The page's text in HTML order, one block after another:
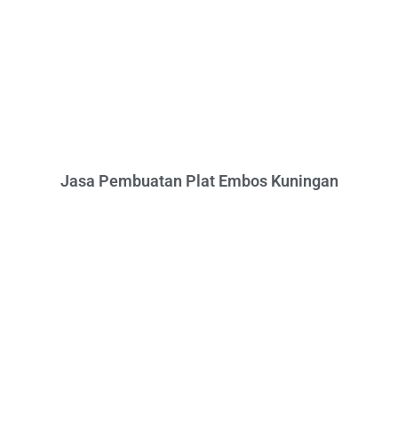
Jasa Pembuatan Plat Embos Kuningan